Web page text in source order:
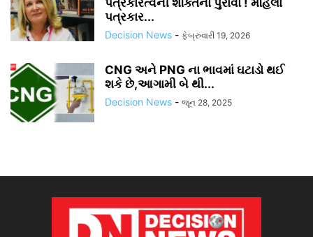
પત્રકારત્વની શક્તિનો પુરાવો ! મહિલા
પત્રકાર...
Decision News - ફેબ્રુવારી 19, 2026
CNG અને PNG ના ભાવમાં ઘટાડો થઈ
શકે છે,આગામી બે થી...
Decision News - જૂન 28, 2025